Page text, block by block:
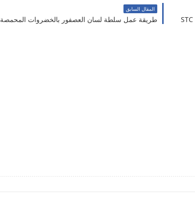
المقال السابق
طريقة عمل سلطة لسان العصفور بالخضروات المحمصة